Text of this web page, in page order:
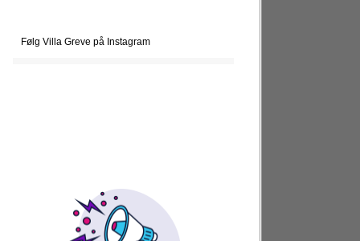
Følg Villa Greve på Instagram